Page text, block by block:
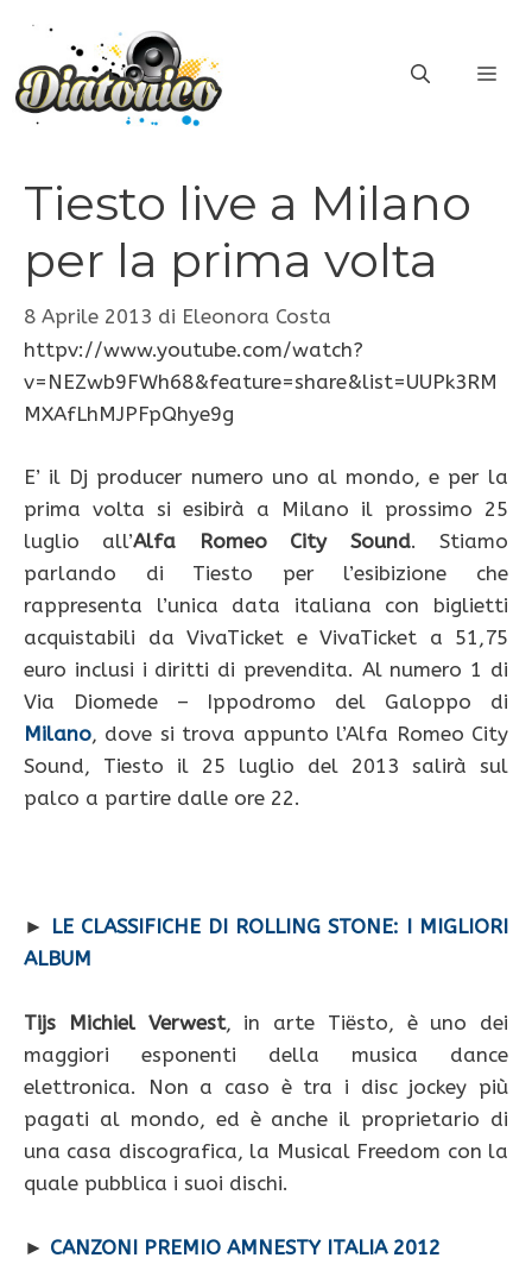
contenuto
Tiesto live a Milano
per la prima volta
8 Aprile 2013 di Eleonora Costa
httpv://www.youtube.com/watch?
v=NEZwb9FWh68&feature=share&list=UUPk3RM
MXAfLhMJPFpQhye9g
E’ il Dj producer numero uno al mondo, e per la
prima volta si esibirà a Milano il prossimo 25
luglio all’Alfa Romeo City Sound. Stiamo
parlando di Tiesto per l’esibizione che
rappresenta l’unica data italiana con biglietti
acquistabili da VivaTicket e VivaTicket a 51,75
euro inclusi i diritti di prevendita. Al numero 1 di
Via Diomede – Ippodromo del Galoppo di
Milano, dove si trova appunto l’Alfa Romeo City
Sound, Tiesto il 25 luglio del 2013 salirà sul
palco a partire dalle ore 22.
► LE CLASSIFICHE DI ROLLING STONE: I MIGLIORI
ALBUM
Tijs Michiel Verwest, in arte Tiësto, è uno dei
maggiori esponenti della musica dance
elettronica. Non a caso è tra i disc jockey più
pagati al mondo, ed è anche il proprietario di
una casa discografica, la Musical Freedom con la
quale pubblica i suoi dischi.
► CANZONI PREMIO AMNESTY ITALIA 2012